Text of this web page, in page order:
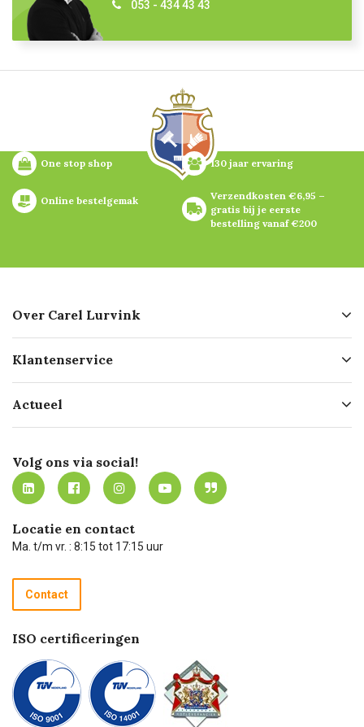
053 - 434 43 43
One stop shop 130 jaar ervaring
Online bestelgemak
Verzendkosten €6,95 –
gratis bij je eerste
bestelling vanaf €200
Over Carel Lurvink
Geschiedenis
Missie
Werken bij Carel Lurvink
MVO
Klantenservice
Bezorgen
Mijn Carel Lurvink
Mijn Carel Lurvink instructievideo's
Carel Lurvink App
Hulp op afstand
Technische dienst
Recycle programma
Betalen
Actueel
Innovation LAB
Tevreden klanten
Carel Lurvink Blog
Carel de podcast
Volg ons via social!
Locatie en contact
Ma. t/m vr. : 8:15 tot 17:15 uur
Contact
ISO certificeringen